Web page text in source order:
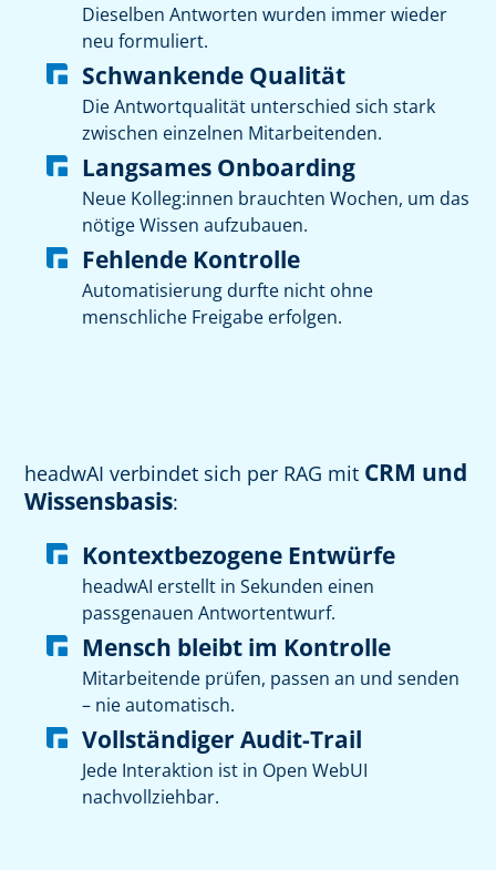
Dieselben Antworten wurden immer wieder
neu formuliert.
Schwankende Qualität
Die Antwortqualität unterschied sich stark
zwischen einzelnen Mitarbeitenden.
Langsames Onboarding
Neue Kolleg:innen brauchten Wochen, um das
nötige Wissen aufzubauen.
Fehlende Kontrolle
Automatisierung durfte nicht ohne
menschliche Freigabe erfolgen.
headwAI verbindet sich per RAG mit CRM und
Wissensbasis:
Kontextbezogene Entwürfe
headwAI erstellt in Sekunden einen
passgenauen Antwortentwurf.
Mensch bleibt im Kontrolle
Mitarbeitende prüfen, passen an und senden
– nie automatisch.
Vollständiger Audit-Trail
Jede Interaktion ist in Open WebUI
nachvollziehbar.